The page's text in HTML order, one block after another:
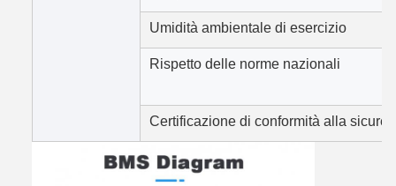
Umidità ambientale di esercizio
Rispetto delle norme nazionali
Certificazione di conformità alla